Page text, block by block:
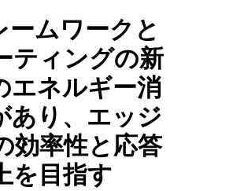
ムワークと
ティングの新
エネルギー消
あり、エッジ
効率性と応答
を目指す